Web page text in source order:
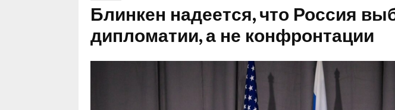
Блинкен надеется, что Россия
дипломатии, а не конфронтации